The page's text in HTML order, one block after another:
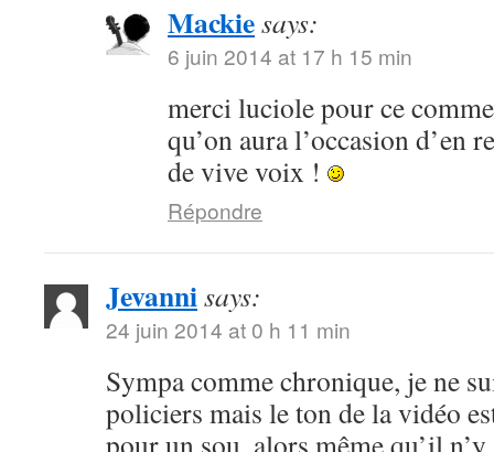
Mackiesays:
6 juin 2014 at 17 h 15 min
merci luciole pour ce
qu’on aura l’occasion d’en
de vive voix !
Répondre
Jevannisays:
24 juin 2014 at 0 h 11 min
Sympa comme chronique, je ne
policiers mais le ton de la vidéo
pour un sou, alors même qu’il